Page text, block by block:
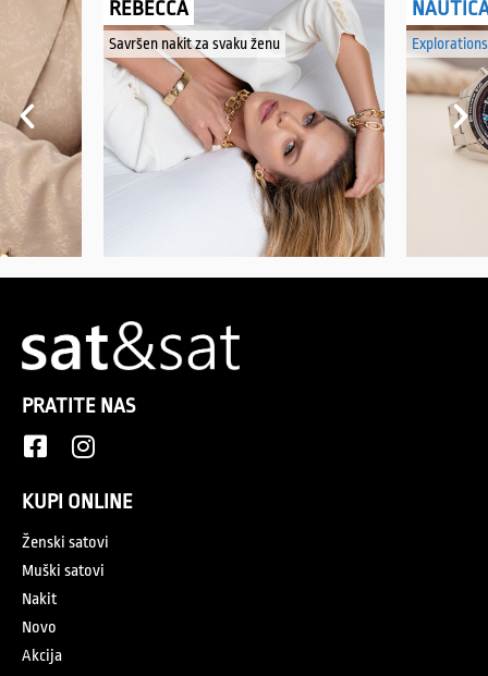
REBECCA
Savršen nakit za svaku ženu
PRATITE NAS
KUPI ONLINE
Ženski satovi
Muški satovi
Nakit
Novo
Akcija